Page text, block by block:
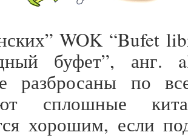
WOK “Bufet
буфет”, анг.
разбросаны по
сплошные
хорошим, если